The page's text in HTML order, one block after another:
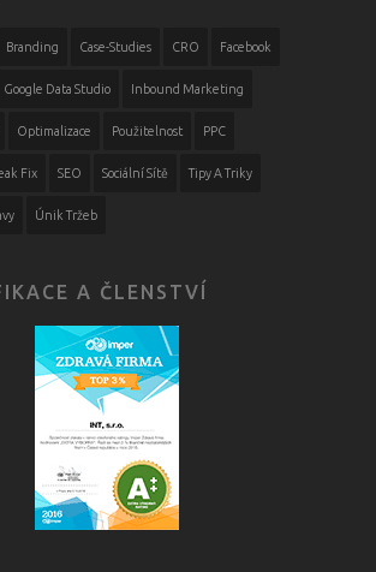
Branding Case-Studies CRO Facebook
Google Data Studio Inbound Marketing
Optimalizace Použitelnost PPC
Fix SEO Sociální Sítě Tipy A Triky
Únik Tržeb
A ČLENSTVÍ